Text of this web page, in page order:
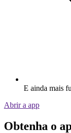
E ainda mais
Abrir a app
Obtenha o